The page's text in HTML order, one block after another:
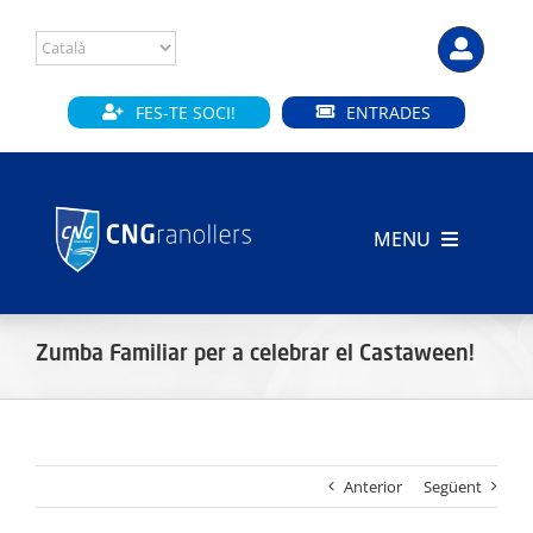
content
FES-TE SOCI! ENTRADES
MENU
Zumba Familiar per a celebrar el Castaween!
Anterior Següent